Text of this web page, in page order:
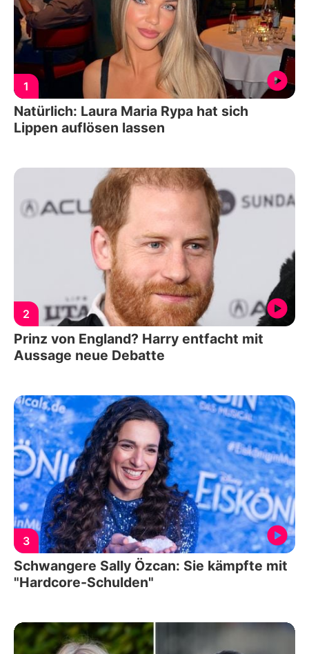
1
Natürlich: Laura Maria Rypa hat sich
Lippen auflösen lassen
2
Prinz von England? Harry entfacht mit
Aussage neue Debatte
3
Schwangere Sally Özcan: Sie kämpfte mit
"Hardcore-Schulden"